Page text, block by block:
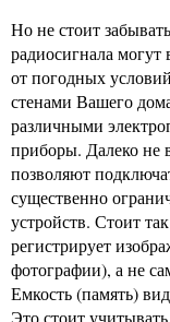
Но не стоит
радиосигнала
от погодных
стенами Вашего
различными
приборы. Далеко не
позволяют
существенно
устройств. Стоит
регистрирует
фотографии), а не
Емкость (память)
Это стоит